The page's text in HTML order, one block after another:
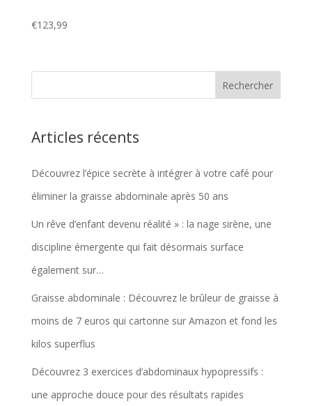
€123,99
Articles récents
Découvrez l’épice secrète à intégrer à votre café pour
éliminer la graisse abdominale après 50 ans
Un rêve d’enfant devenu réalité » : la nage sirène, une
discipline émergente qui fait désormais surface
également sur…
Graisse abdominale : Découvrez le brûleur de graisse à
moins de 7 euros qui cartonne sur Amazon et fond les
kilos superflus
Découvrez 3 exercices d’abdominaux hypopressifs :
une approche douce pour des résultats rapides